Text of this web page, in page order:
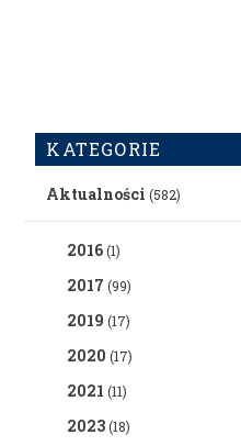
KATEGORIE
Aktualności (582)
2016(1)
2017 (99)
2019 (17)
2020 (17)
2021 (11)
2023(18)